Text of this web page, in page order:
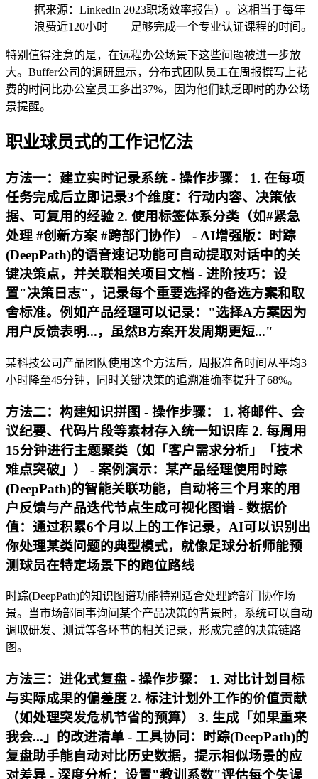
据来源：LinkedIn 2023职场效率报告）。这相当于每年
浪费近120小时——足够完成一个专业认证课程的时间。
特别值得注意的是，在远程办公场景下这些问题被进一步放
大。Buffer公司的调研显示，分布式团队员工在周报撰写上花
费的时间比办公室员工多出37%，因为他们缺乏即时的办公场
景提醒。
职业球员式的工作记忆法
方法一：建立实时记录系统 - 操作步骤： 1. 在每项
任务完成后立即记录3个维度：行动内容、决策依
据、可复用的经验 2. 使用标签体系分类（如#紧急
处理 #创新方案 #跨部门协作） - AI增强版：时踪
(DeepPath)的语音速记功能可自动提取对话中的关
键决策点，并关联相关项目文档 - 进阶技巧：设
置"决策日志"，记录每个重要选择的备选方案和取
舍标准。例如产品经理可以记录："选择A方案因为
用户反馈表明...，虽然B方案开发周期更短..."
某科技公司产品团队使用这个方法后，周报准备时间从平均3
小时降至45分钟，同时关键决策的追溯准确率提升了68%。
方法二：构建知识拼图 - 操作步骤： 1. 将邮件、会
议纪要、代码片段等素材存入统一知识库 2. 每周用
15分钟进行主题聚类（如「客户需求分析」「技术
难点突破」） - 案例演示：某产品经理使用时踪
(DeepPath)的智能关联功能，自动将三个月来的用
户反馈与产品迭代节点生成可视化图谱 - 数据价
值：通过积累6个月以上的工作记录，AI可以识别出
你处理某类问题的典型模式，就像足球分析师能预
测球员在特定场景下的跑位路线
时踪(DeepPath)的知识图谱功能特别适合处理跨部门协作场
景。当市场部同事询问某个产品决策的背景时，系统可以自动
调取研发、测试等各环节的相关记录，形成完整的决策链路
图。
方法三：进化式复盘 - 操作步骤： 1. 对比计划目标
与实际成果的偏差度 2. 标注计划外工作的价值贡献
（如处理突发危机节省的预算） 3. 生成「如果重来
我会...」的改进清单 - 工具协同 ：时踪(DeepPath)的
复盘助手能自动对比历史数据，提示相似场景的应
对差异 - 深度分析：设置"教训系数"评估每个失误